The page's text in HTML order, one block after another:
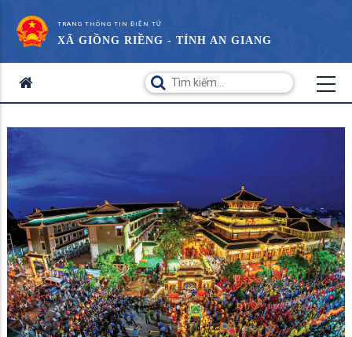
TRANG THÔNG TIN ĐIỆN TỬ
XÃ GIỒNG RIỀNG - TỈNH AN GIANG